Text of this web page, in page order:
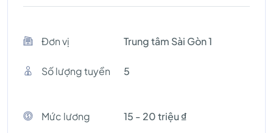
Đơn vị Trung tâm Sài Gòn 1
Số lượng tuyền 5
Mức lương 15 - 20 triệu ₫